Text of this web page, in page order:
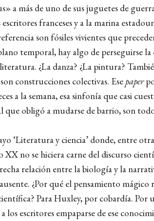
a más de uno de sus juguetes de
franceses y a la marina
son fósiles vivientes que
temporal, hay algo de perseguirse la
¿La danza? ¿La pintura?
construcciones colectivas. Esepaper
a la semana, esa sinfonía que casi
que obligó a mudarse de barrio, son
‘Literatura y ciencia’ donde, entre
XX no se hiciera carne del discurso
relación entre la biología y la
¿Por qué el pensamiento mágico
Para Huxley, por cobardía. Por
los escritores empaparse de ese